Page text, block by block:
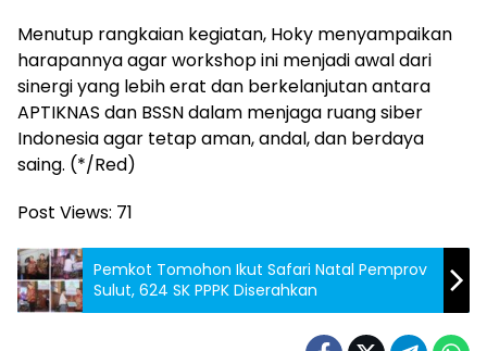
Menutup rangkaian kegiatan, Hoky menyampaikan
harapannya agar workshop ini menjadi awal dari
sinergi yang lebih erat dan berkelanjutan antara
APTIKNAS dan BSSN dalam menjaga ruang siber
Indonesia agar tetap aman, andal, dan berdaya
saing. (*/Red)
Post Views: 71
Pemkot Tomohon Ikut Safari Natal Pemprov
Sulut, 624 SK PPPK Diserahkan